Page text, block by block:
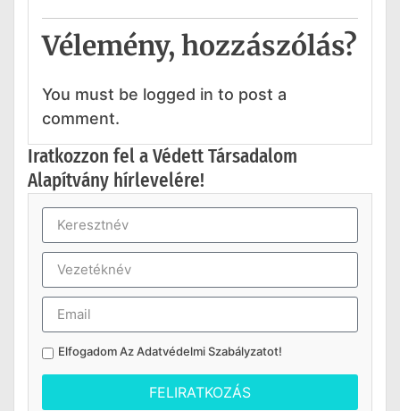
Vélemény, hozzászólás?
You must be logged in to post a
comment.
Iratkozzon fel a Védett Társadalom
Alapítvány hírlevelére!
Elfogadom AzAdatvédelmi Szabályzatot!
FELIRATKOZÁS